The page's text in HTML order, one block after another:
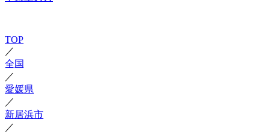
TOP
／
全国
／
愛媛県
／
新居浜市
／